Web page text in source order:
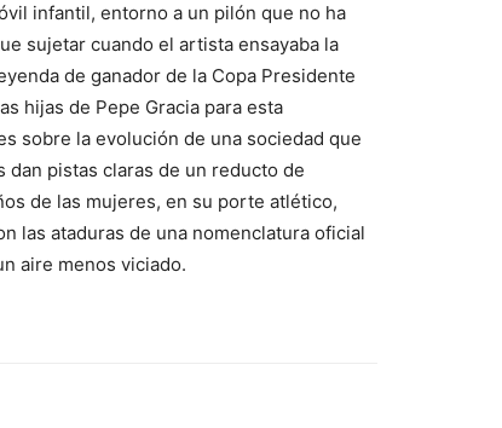
infantil, entorno a un pilón que no ha
sujetar cuando el artista ensayaba la
de ganador de la Copa Presidente
hijas de Pepe Gracia para esta
sobre la evolución de una sociedad que
dan pistas claras de un reducto de
de las mujeres, en su porte atlético,
las ataduras de una nomenclatura oficial
aire menos viciado.